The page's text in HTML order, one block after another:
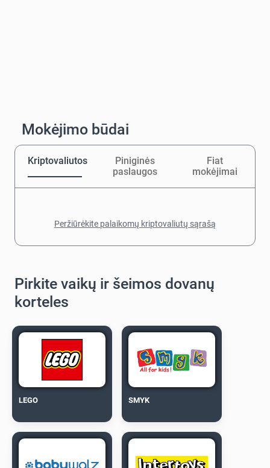
Mokėjimo būdai
Kriptovaliutos
Piniginės
paslaugos
Fiat
mokėjimai
Peržiūrėkite palaikomų kriptovaliutų sąrašą
Pirkite vaikų ir šeimos dovanų
korteles
LEGO SMYK